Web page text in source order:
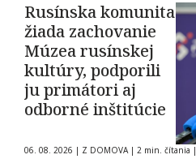
Rusínska komunita
žiada zachovanie
Múzea rusínskej
kultúry, podporili
ju primátori aj
odborné inštitúcie
06. 08. 2026 | Z DOMOVA | 2 min. čítania |